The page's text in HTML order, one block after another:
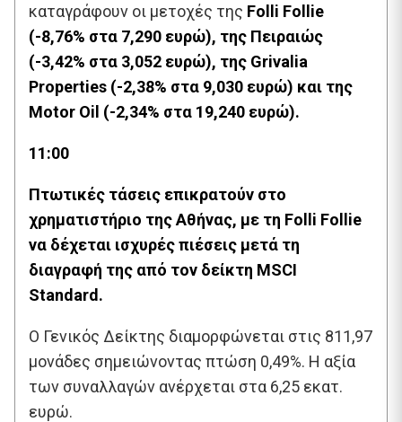
καταγράφουν οι μετοχές της Folli Follie
(-8,76% στα 7,290 ευρώ), της Πειραιώς
(-3,42% στα 3,052 ευρώ), της Grivalia
Properties (-2,38% στα 9,030 ευρώ) και της
Motor Oil (-2,34% στα 19,240 ευρώ).
11:00
Πτωτικές τάσεις επικρατούν στο
χρηματιστήριο της Αθήνας, με τη Folli Follie
να δέχεται ισχυρές πιέσεις μετά τη
διαγραφή της από τον δείκτη MSCI
Standard.
Ο Γενικός Δείκτης διαμορφώνεται στις 811,97
μονάδες σημειώνοντας πτώση 0,49%. Η αξία
των συναλλαγών ανέρχεται στα 6,25 εκατ.
ευρώ.